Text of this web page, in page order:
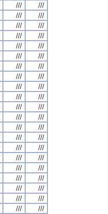
///
///
///
///
///
///
///
///
///
///
///
///
///
///
///
///
///
///
///
///
///
///
///
///
///
///
///
///
///
///
///
///
///
///
///
///
///
///
///
///
/// ///